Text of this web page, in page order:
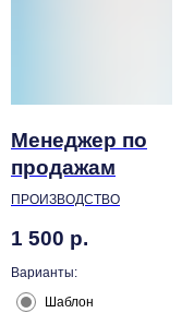
Менеджер по
продажам
ПРОИЗВОДСТВО
1 500 р.
Варианты:
Шаблон